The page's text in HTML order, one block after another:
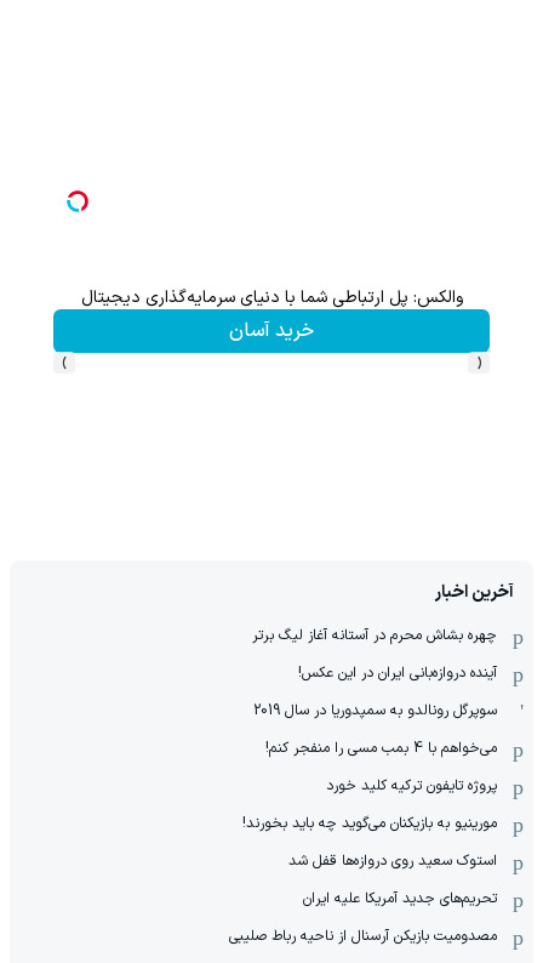
با خرید اول از گریم 200 سوت هدیه بگیر
کلیک کن!
‹
›
آخرین اخبار
چهره بشاش محرم در آستانه آغاز لیگ برتر
آینده دروازه‌بانی ایران در این عکس!
سوپرگل رونالدو به سمپدوریا در سال 2019
می‌خواهم با 4 بمب مسی را منفجر کنم!
پروژه تایفون ترکیه کلید خورد
مورینیو به بازیکنان می‌گوید چه باید بخورند!
استوک سعید روی دروازه‌ها قفل شد
تحریم‌های جدید آمریکا علیه ایران
مصدومیت بازیکن آرسنال از ناحیه رباط صلیبی